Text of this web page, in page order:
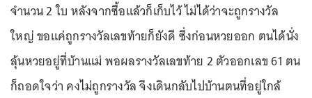
จำนวน 2 ใบ หลังจากซื้อแล้วก็เก็บไว้ ไม่ได้ว่าจะถูกรางวัล
ใหญ่ ขอแค่ถูกรางวัลเลขท้ายก็ยังดี ซึ่งก่อนหวยออก ตนได้นั่ง
ลุ้นหวยอยู่ที่บ้านแม่ พอผลรางวัลเลขท้าย 2 ตัวออกเลข 61 ตน
ก็ถอดใจว่า คงไม่ถูกรางวัล จึงเดินกลับไปบ้านตนที่อยู่ใกล้